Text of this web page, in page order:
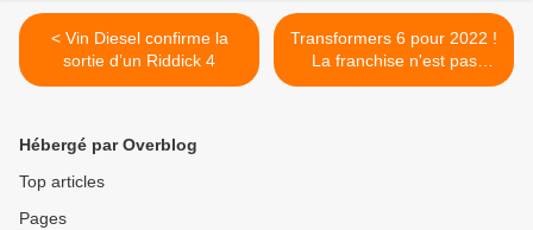
< Vin Diesel confirme la
sortie d’un Riddick 4
Transformers 6 pour 2022 !
La franchise n'est pas
morte ! >
Hébergé par Overblog
Top articles
Pages